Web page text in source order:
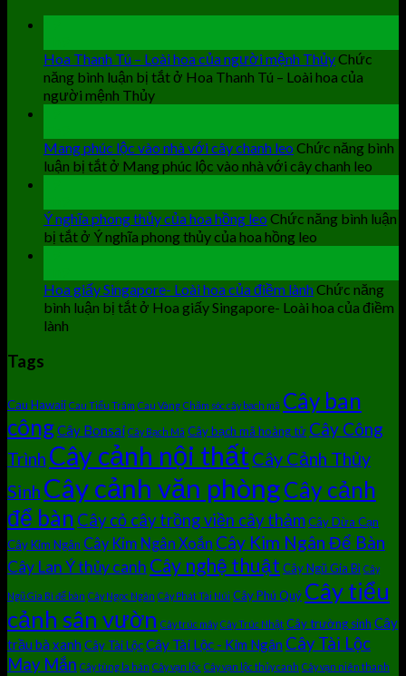
Hoa Thanh Tú – Loài hoa của người mệnh ThủyChức
năng bình luận bị tắtở Hoa Thanh Tú – Loài hoa của
người mệnh Thủy
Mang phúc lộc vào nhà với cây chanh leoChức năng bình
luận bị tắtở Mang phúc lộc vào nhà với cây chanh leo
Ý nghĩa phong thủy của hoa hồng leoChức năng bình luận
bị tắtở Ý nghĩa phong thủy của hoa hồng leo
Hoa giấy Singapore- Loài hoa của điềm lànhChức năng
bình luận bị tắtở Hoa giấy Singapore- Loài hoa của điềm
lành
Tags
Cau Hawaii Cau Tiểu Trâm Cau Vàng Chăm sóc cây bạch mã Cây ban
côngCây Bonsai Cây Bạch Mã Cây bạch mã hoàng tử Cây Công
Trình Cây cảnh nội thấtCây Cảnh Thủy
Sinh Cây cảnh văn phòngCây cảnh
để bàn Cây cỏ cây trồng viền cây thảmCây Dừa Cạn
Cây Kim Ngân Cây Kim Ngân Xoắn Cây Kim Ngân Để Bàn
Cây Lan Ý thủy canh Cây nghệ thuật Cây Ngũ Gia Bì Cây
Ngũ Gia Bì để bàn Cây Ngọc Ngân Cây Phát Tài Núi Cây Phú Quý Cây tiểu
cảnh sân vườn Cây trúc mây Cây Trúc Nhật Cây trường sinh Cây
trầu bà xanh Cây Tài LộcCây Tài Lộc - Kim Ngân Cây Tài Lộc
May Mắn Cây tùng la hán Cây vạn lộc Cây vạn lộc thủy canh Cây vạn niên thanh